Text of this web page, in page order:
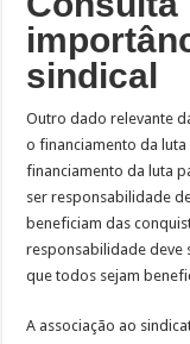
sindical
Outro dado relevante
o financiamento da luta
financiamento da luta
ser responsabilidade
beneficiam das
responsabilidade deve
que todos sejam
A associação ao